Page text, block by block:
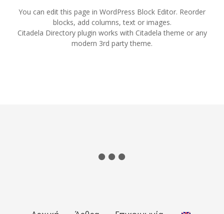
You can edit this page in WordPress Block Editor. Reorder
blocks, add columns, text or images.
Citadela Directory plugin works with Citadela theme or any
modern 3rd party theme.